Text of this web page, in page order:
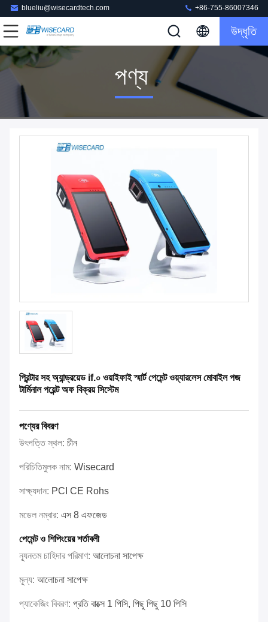
blueliu@wisecardtech.com +86-755-86007346
উদ্ধৃতি
পণ্য
প্রিন্টার সহ অ্যান্ড্রয়েড if.০ ওয়াইফাই স্মার্ট পেমেন্ট ওয়্যারলেস মোবাইল পজ
টার্মিনাল পয়েন্ট অফ বিক্রয় সিস্টেম
পণ্যের বিবরণ
উৎপত্তি স্থল: চীন
পরিচিতিমুলক নাম: Wisecard
সাক্ষ্যদান: PCI CE Rohs
মডেল নম্বার: এস 8 এফজেড
পেমেন্ট ও শিপিংয়ের শর্তাবলী
ন্যূনতম চাহিদার পরিমাণ: আলোচনা সাপেক্ষ
মূল্য: আলোচনা সাপেক্ষ
প্যাকেজিং বিবরণ: প্রতি বাক্সে 1 পিসি, পিছু পিছু 10 পিসি